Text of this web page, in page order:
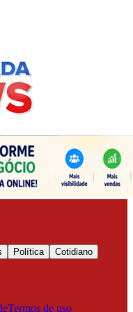
Política
Cotidiano
Termos de uso